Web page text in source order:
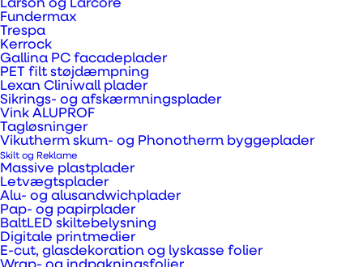
Larson og Larcore
Fundermax
Trespa
Kerrock
Gallina PC facadeplader
PET filt støjdæmpning
Lexan Cliniwall plader
Sikrings- og afskærmningsplader
Vink ALUPROF
Tagløsninger
Vikutherm skum- og Phonotherm byggeplader
Skilt og Reklame
Massive plastplader
Letvægtsplader
Alu- og alusandwichplader
Pap- og papirplader
BaltLED skiltebelysning
Digitale printmedier
E-cut, glasdekoration og lyskasse folier
Dette materiale har en højere
slagstyrke og bedre kemisk resistens
end PSU 1000 og PEI 1000. Desuden
har PPSU 1000 samtidig en
fremragende hydrolyseresistens,
hvilket er baseret på en måling af
svigt under dampautoklavering.
Denne faktor gør materialet til det
perfekte valg til
medicinalapparater, som udsættes
for hyppig dampautoklavering.